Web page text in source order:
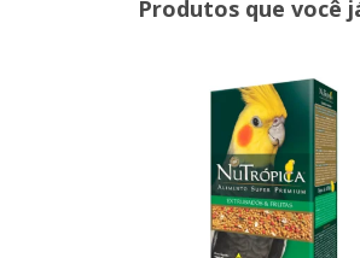
Produtos que você